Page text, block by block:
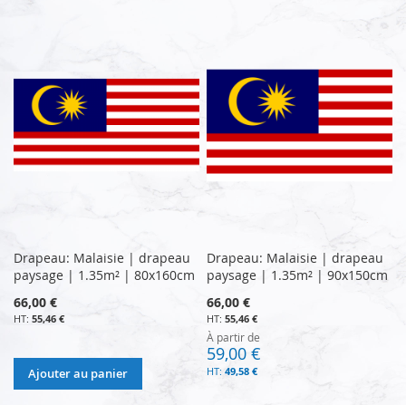
Drapeau: Malaisie | drapeau
paysage | 1.35m² | 80x160cm
66,00 €
55,46 €
Ajouter au panier
Drapeau: Malaisie | drapeau
paysage | 1.35m² | 90x150cm
66,00 €
55,46 €
À partir de
59,00 €
49,58 €